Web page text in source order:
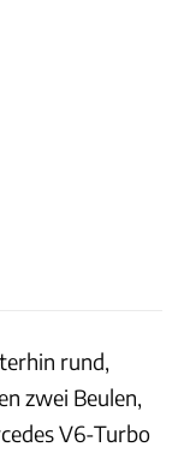
rund,
zwei Beulen,
V6-Turbo